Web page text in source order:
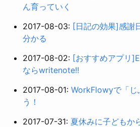
ん育っていく
2017-08-03: [日記の効果]感謝
分かる
2017-08-02: [おすすめアプリ
ならwritenote!!
2017-08-01: WorkFlowyで「じ
う！
2017-07-31: 夏休みに子どもか